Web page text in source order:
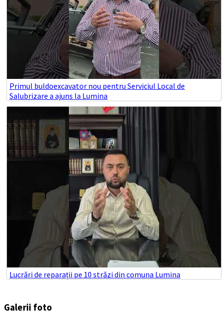
Primul buldoexcavator nou pentru Serviciul Local de
Salubrizare a ajuns la Lumina
Lucrări de reparații pe 10 străzi din comuna Lumina
Galerii foto